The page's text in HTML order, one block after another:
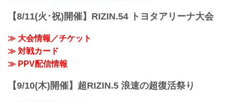
ール：3分 3R（61.0kg）
（LOSE）皇治 vs. 白鳥大珠（WIN）
【8/11(火･祝)開催】RIZIN.54 トヨタアリーナ大会
≫ 大会情報／チケット
≫ 対戦カード
≫ PPV配信情報
【9/10(木)開催】超RIZIN.5 浪速の超復活祭り